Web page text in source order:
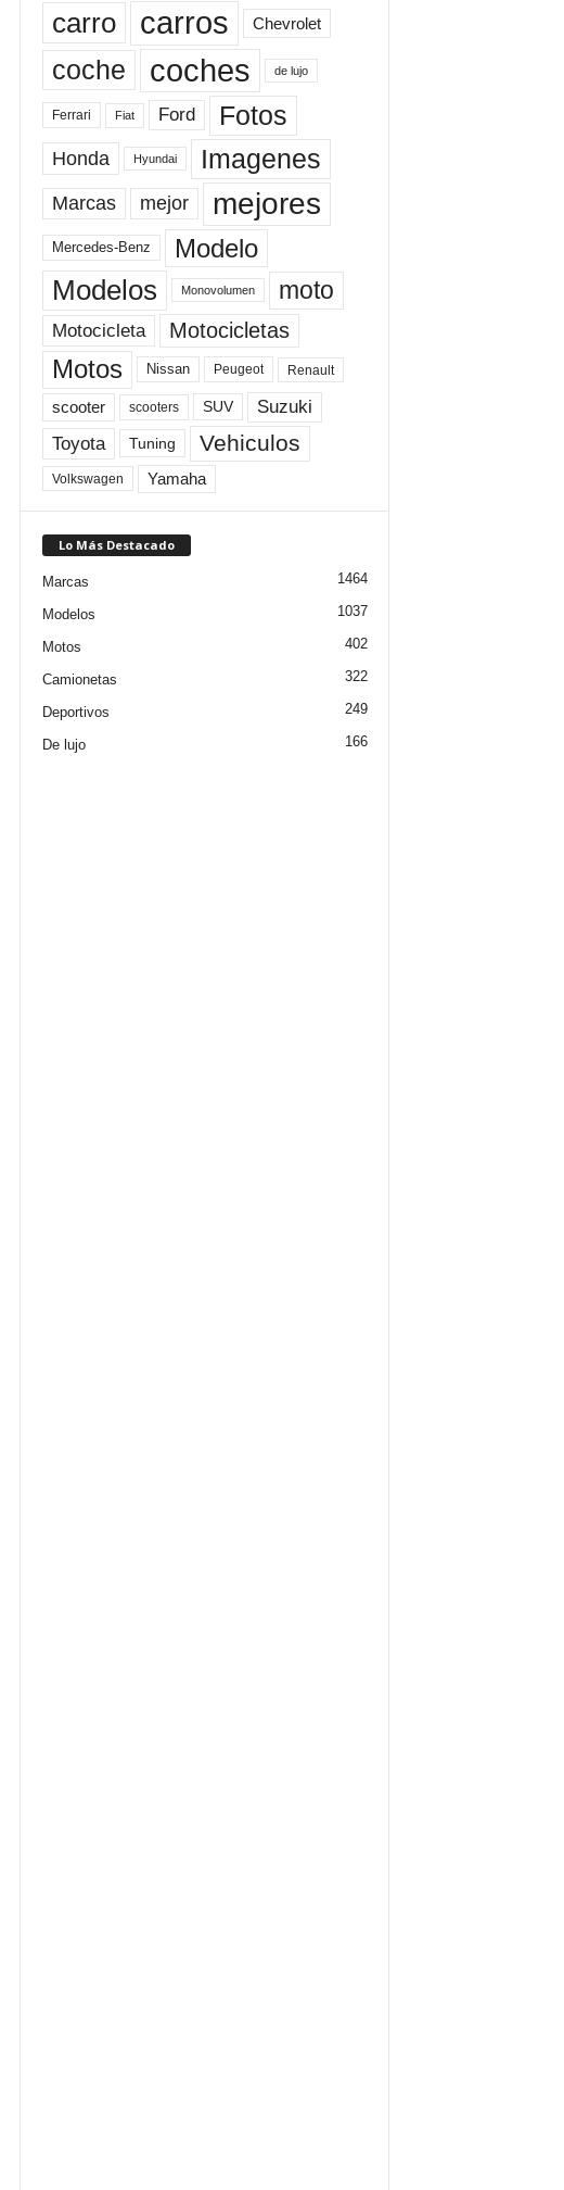
carro carros Chevrolet
coche coches de lujo
Ferrari Fiat Ford Fotos
Honda Hyundai Imagenes
Marcas mejor mejores
Mercedes-Benz Modelo
Modelos Monovolumen moto
Motocicleta Motocicletas
Motos Nissan Peugeot Renault
scooter scooters SUV Suzuki
Toyota Tuning Vehiculos
Volkswagen Yamaha
Lo Más Destacado
Marcas 1464
Modelos 1037
Motos 402
Camionetas 322
Deportivos 249
De lujo 166